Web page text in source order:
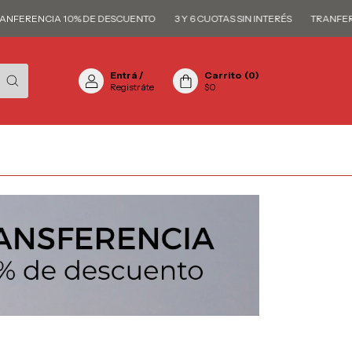
10% DE DESCUENTO 3 Y 6 CUOTAS SIN INTERÉS
Entrá /
Registráte
Carrito (0)
$0